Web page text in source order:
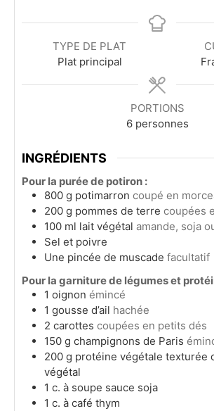
TYPE DE PLAT
Plat principal
PORTIONS
6 personnes
INGRÉDIENTS
Pour la purée de potiron :
800 g potimarron coupé en
200 g pommes de terre coupées
100 ml lait végétal amande, soja
Sel et poivre
Une pincée de muscade facultatif
Pour la garniture de légumes et
1 oignon émincé
1 gousse d’ail hachée
2 carottes coupées en petits dés
150 g champignons de Paris
200 g protéine végétale texturée
végétal
1 c. à soupe sauce soja
1 c. à café thym